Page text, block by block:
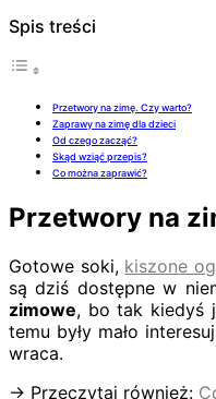
Spis treści
Przetwory na zimę. Czy warto?
Zaprawy na zimę dla dzieci
Od czego zacząć?
Skąd wziąć przepis?
Co można zaprawić?
Przetwory na
Gotowe soki, kiszone
są dziś dostępne w
zimowe, bo tak kiedyś
temu były mało
wraca.
→ Przeczytaj również: